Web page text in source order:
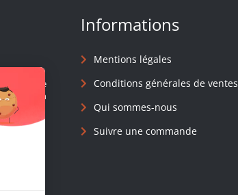
l'Homme
en
Informations
Mentions légales
Conditions générales de ventes
Qui sommes-nous
Suivre une commande